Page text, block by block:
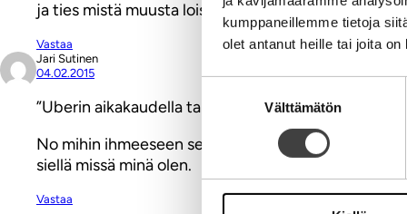
kumppaneillemme tietoja
olet antanut heille tai joita
Välttämätön
ja ties mistä muusta loistavan rengin elämäänsä!
Vastaa
Jari Sutinen
04.02.2015
”Uberin aikakaudella taksi tai kuljetukset eivät
No mihin ihmeeseen se taksi on sitten ennen tullut
siellä missä minä olen.
Vastaa